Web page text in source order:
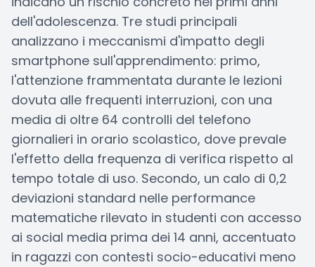
dell'adolescenza. Tre studi principali
analizzano i meccanismi d'impatto degli
smartphone sull'apprendimento: primo,
l'attenzione frammentata durante le lezioni
dovuta alle frequenti interruzioni, con una
media di oltre 64 controlli del telefono
giornalieri in orario scolastico, dove prevale
l'effetto della frequenza di verifica rispetto al
tempo totale di uso. Secondo, un calo di 0,2
deviazioni standard nelle performance
matematiche rilevato in studenti con accesso
ai social media prima dei 14 anni, accentuato
in ragazzi con contesti socio-educativi meno